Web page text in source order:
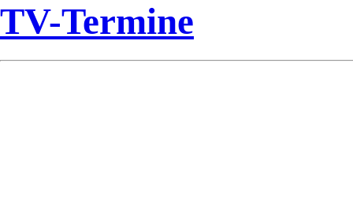
TV-Termine